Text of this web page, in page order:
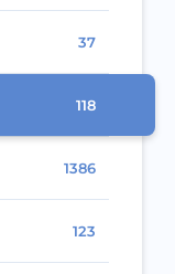
37
118
1386
123